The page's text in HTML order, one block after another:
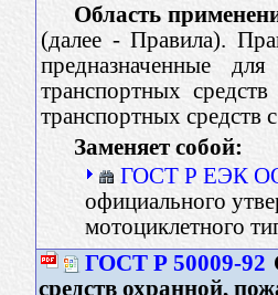
Область
(далее - Правила).
предназначенные
транспортных
транспортных средств
Заменяет собой:
ГОСТ Р ЕЭК
официального
мотоциклетного
ГОСТ Р 50009-92
средств охранной,